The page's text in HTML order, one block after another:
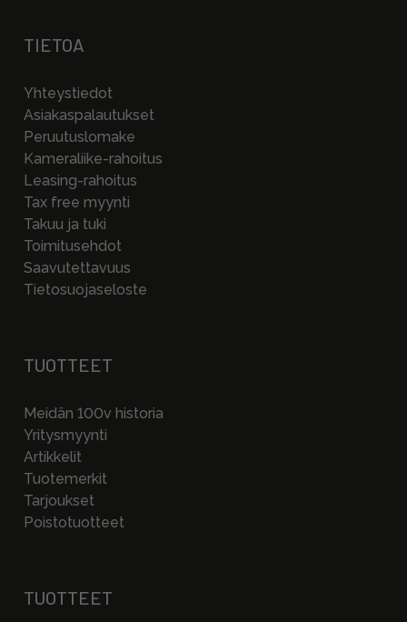
TIETOA
Yhteystiedot
Asiakaspalautukset
Peruutuslomake
Kameraliike-rahoitus
Leasing-rahoitus
Tax free myynti
Takuu ja tuki
Toimitusehdot
Saavutettavuus
Tietosuojaseloste
TUOTTEET
Meidän 100v historia
Yritysmyynti
Artikkelit
Tuotemerkit
Tarjoukset
Poistotuotteet
TUOTTEET